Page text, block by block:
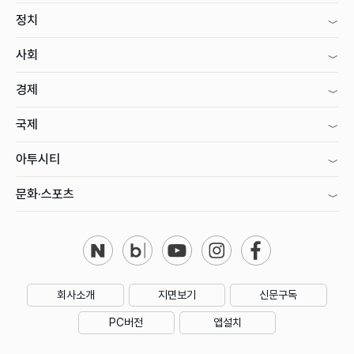
정치
사회
경제
국제
아투시티
문화·스포츠
회사소개 지면보기 신문구독
PC버전 앱설치